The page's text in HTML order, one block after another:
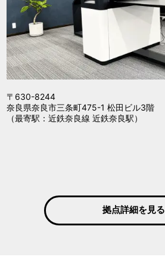
〒630-8244
奈良県奈良市三条町475-1 松田ビル3階
（最寄駅：近鉄奈良線 近鉄奈良駅）
拠点詳細を見る